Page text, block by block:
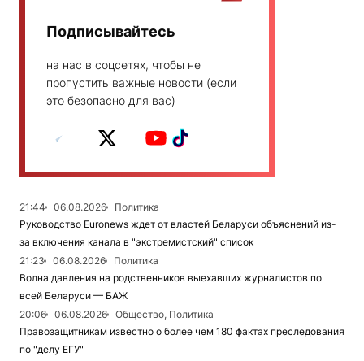
Подписывайтесь
на нас в соцсетях, чтобы не
пропустить важные новости (если
это безопасно для вас)
21:44 06.08.2026
Политика
Руководство Euronews ждет от властей Беларуси объяснений из-
за включения канала в "экстремистский" список
21:23
06.08.2026
Политика
Волна давления на родственников выехавших журналистов по
всей Беларуси — БАЖ
20:06
06.08.2026
Общество, Политика
Правозащитникам известно о более чем 180 фактах преследования
по "делу ЕГУ"